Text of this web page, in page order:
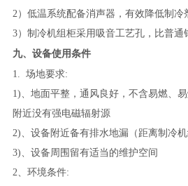
2）低温系统配备消声器，有效降低制
3）制冷机组柜采用吸音工艺孔，比普通
九、设备使用条件
1.
场地要求:
1)、地面平整，通风良好，不含易燃、
附近没有强电磁辐射源
2)、设备附近备有排水地漏（距离制冷机
3)、设备周围留有适当的维护空间
2、环境条件: